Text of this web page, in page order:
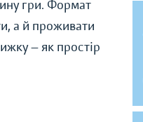
гри. Формат
а й проживати
— як простір